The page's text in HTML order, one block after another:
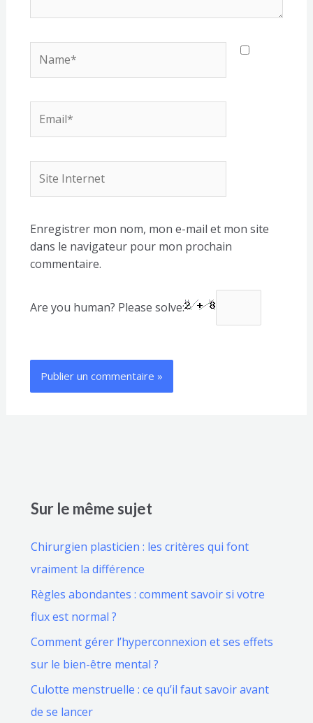
Internet
Enregistrer mon nom, mon e-mail et mon site
dans le navigateur pour mon prochain
commentaire.
Are you human? Please solve:
Sur le même sujet
Chirurgien plasticien : les critères qui font
vraiment la différence
Règles abondantes : comment savoir si votre
flux est normal ?
Comment gérer l’hyperconnexion et ses effets
sur le bien-être mental ?
Culotte menstruelle : ce qu’il faut savoir avant
de se lancer